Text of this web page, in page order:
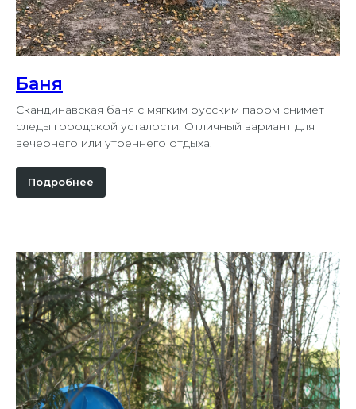
Баня
Скандинавская баня с мягким русским паром снимет
следы городской усталости. Отличный вариант для
вечернего или утреннего отдыха.
Подробнее